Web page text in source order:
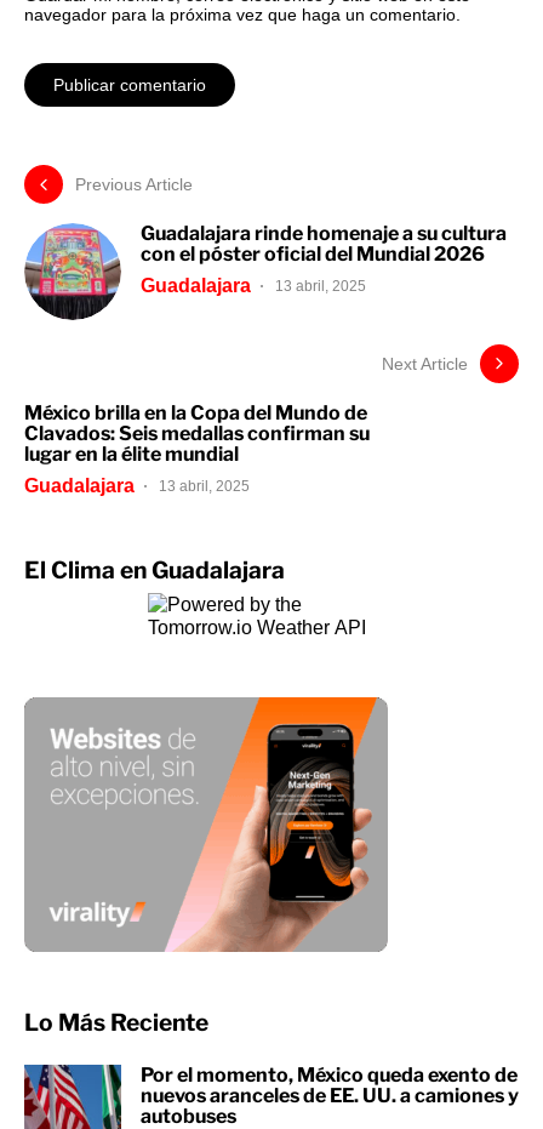
navegador para la próxima vez que haga un comentario.
Previous Article
Guadalajara rinde homenaje a su cultura
con el póster oficial del Mundial 2026
Guadalajara 13 abril, 2025
Next Article
México brilla en la Copa del Mundo de
Clavados: Seis medallas confirman su
lugar en la élite mundial
Guadalajara 13 abril, 2025
El Clima en Guadalajara
Lo Más Reciente
Por el momento, México queda exento de
nuevos aranceles de EE. UU. a camiones y
autobuses